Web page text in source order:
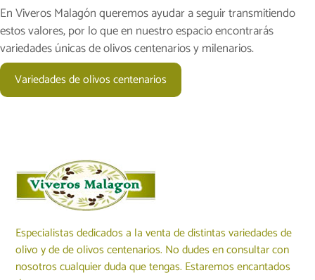
En Viveros Malagón queremos ayudar a seguir transmitiendo
estos valores, por lo que en nuestro espacio encontrarás
variedades únicas de olivos centenarios y milenarios.
Variedades de olivos centenarios
Especialistas dedicados a la venta de distintas variedades de
olivo y de de olivos centenarios. No dudes en consultar con
nosotros cualquier duda que tengas. Estaremos encantados